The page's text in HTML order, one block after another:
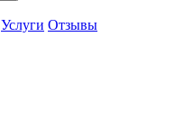
Услуги Отзывы